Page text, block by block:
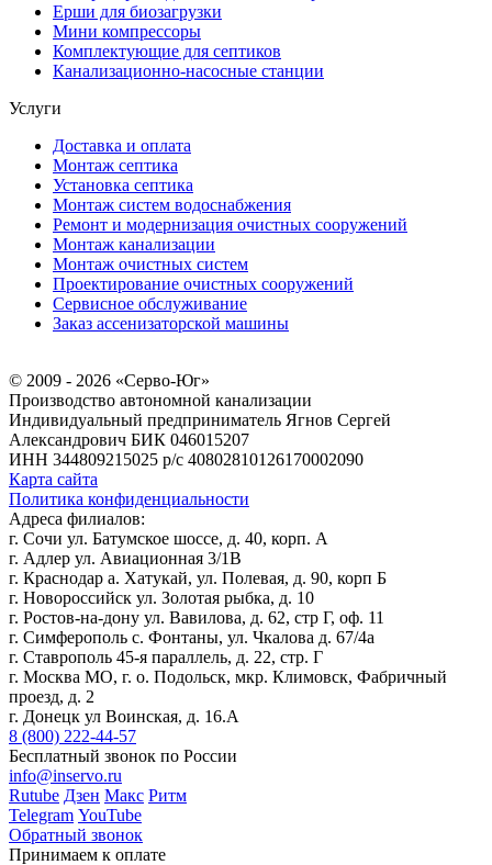
Ерши для биозагрузки
Мини компрессоры
Комплектующие для септиков
Канализационно-насосные станции
Услуги
Доставка и оплата
Монтаж септика
Установка септика
Монтаж систем водоснабжения
Ремонт и модернизация очистных сооружений
Монтаж канализации
Монтаж очистных систем
Проектирование очистных сооружений
Сервисное обслуживание
Заказ ассенизаторской машины
© 2009 - 2026 «Серво-Юг»
Производство автономной канализации
Индивидуальный предприниматель Ягнов Сергей
Александрович БИК 046015207
ИНН 344809215025 р/с 40802810126170002090
Карта сайта
Политика конфиденциальности
Адреса филиалов:
г. Сочи ул. Батумское шоссе, д. 40, корп. А
г. Адлер ул. Авиационная 3/1В
г. Краснодар а. Хатукай, ул. Полевая, д. 90, корп Б
г. Новороссийск ул. Золотая рыбка, д. 10
г. Ростов-на-дону ул. Вавилова, д. 62, стр Г, оф. 11
г. Симферополь с. Фонтаны, ул. Чкалова д. 67/4а
г. Ставрополь 45-я параллель, д. 22, стр. Г
г. Москва МО, г. о. Подольск, мкр. Климовск, Фабричный
проезд, д. 2
г. Донецк ул Воинская, д. 16.А
8 (800) 222-44-57
Бесплатный звонок по России
info@inservo.ru
Rutube Дзен Макс Ритм
Telegram YouTube
Обратный звонок
Принимаем к оплате